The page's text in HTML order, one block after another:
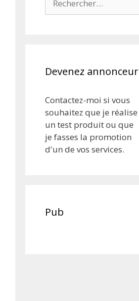
Devenez annonceur
Contactez-moi si vous
souhaitez que je réalise
un test produit ou que
je fasses la promotion
d'un de vos services.
Pub